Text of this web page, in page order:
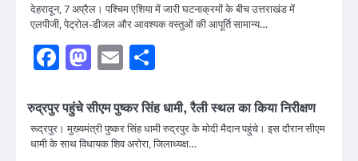
देहरादून, 7 अप्रैल। पश्चिम एशिया में जारी घटनाक्रमों के बीच उत्तराखंड में
एलपीजी, पेट्रोल-डीजल और आवश्यक वस्तुओं की आपूर्ति सामान्य…
Facebook
Mastodon
Email
रुद्रपुर पहुंचे सीएम पुष्कर सिंह धामी, रैली स्थल का किया निरीक्षण
रूद्रपुर। मुख्यमंत्री पुष्कर सिंह धामी रुद्रपुर के मोदी मैदान पहुंचे। इस दौरान सीएम
धामी के साथ विधायक शिव अरोरा, जिलाध्यक्ष…